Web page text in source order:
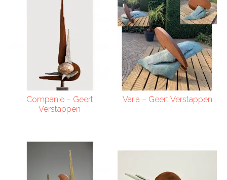
Companie – Geert
Verstappen
Varia – Geert Verstappen